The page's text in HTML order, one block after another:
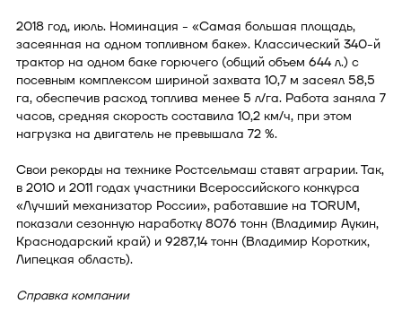
2018 год, июль. Номинация - «Самая большая площадь,
засеянная на одном топливном баке». Классический 340-й
трактор на одном баке горючего (общий объем 644 л.) с
посевным комплексом шириной захвата 10,7 м засеял 58,5
га, обеспечив расход топлива менее 5 л/га. Работа заняла 7
часов, средняя скорость составила 10,2 км/ч, при этом
нагрузка на двигатель не превышала 72 %.
Свои рекорды на технике Ростсельмаш ставят аграрии. Так,
в 2010 и 2011 годах участники Всероссийского конкурса
«Лучший механизатор России», работавшие на TORUM,
показали сезонную наработку 8076 тонн (Владимир Аукин,
Краснодарский край) и 9287,14 тонн (Владимир Коротких,
Липецкая область).
Справка компании